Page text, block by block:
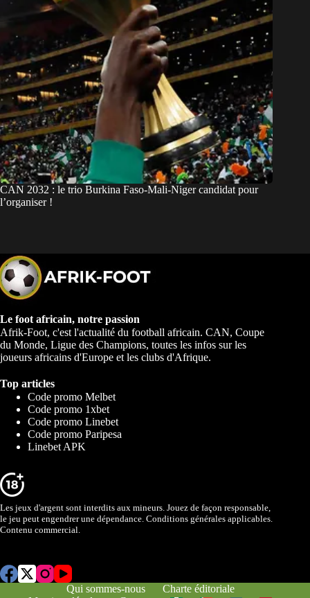
CAN 2032 : le trio Burkina Faso-Mali-Niger candidat pour
l’organiser !
Le foot africain, notre passion
Afrik-Foot, c'est l'actualité du football africain. CAN, Coupe
du Monde, Ligue des Champions, toutes les infos sur les
joueurs africains d'Europe et les clubs d'Afrique.
Top articles
Code promo Melbet
Code promo 1xbet
Code promo Linebet
Code promo Paripesa
Linebet APK
Les jeux d'argent sont interdits aux mineurs. Jouez de façon responsable,
le jeu peut engendrer une dépendance. Conditions générales applicables.
Contenu commercial.
Qui sommes-nous
Charte éditoriale